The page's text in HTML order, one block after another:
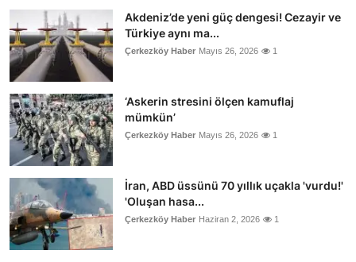
Akdeniz’de yeni güç dengesi! Cezayir ve
Türkiye aynı ma...
Çerkezköy Haber Mayıs 26, 2026 1
‘Askerin stresini ölçen kamuflaj
mümkün’
Çerkezköy Haber Mayıs 26, 2026 1
İran, ABD üssünü 70 yıllık uçakla 'vurdu!'
'Oluşan hasa...
Çerkezköy Haber Haziran 2, 2026 1